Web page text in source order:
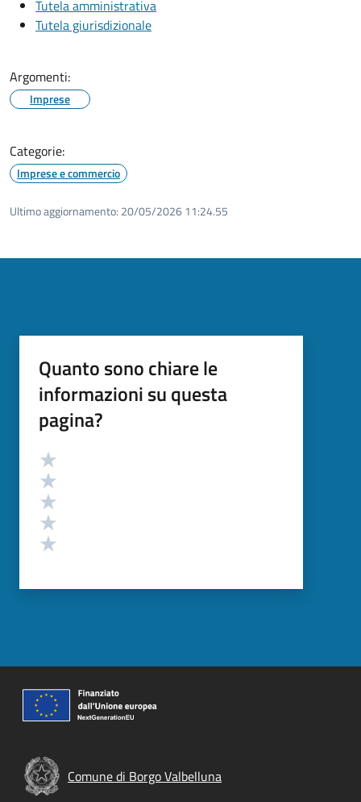
Tutela amministrativa
Tutela giurisdizionale
Argomenti:
Imprese
Categorie:
Imprese e commercio
Ultimo aggiornamento: 20/05/2026 11:24.55
Quanto sono chiare le
informazioni su questa
pagina?
Valutazione
Comune di Borgo Valbelluna